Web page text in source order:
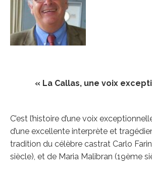
« La Callas, une voix
C’est l’histoire d’une voix
d’une excellente interprète et
tradition du célèbre castrat Carlo
siècle), et de Maria Malibran (19ème